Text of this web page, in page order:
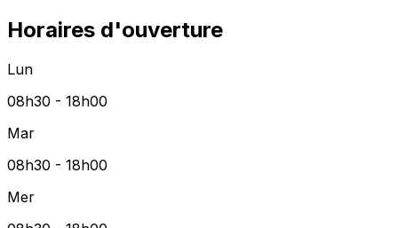
Horaires d'ouverture
Lun
08h30 - 18h00
Mar
08h30 - 18h00
Mer